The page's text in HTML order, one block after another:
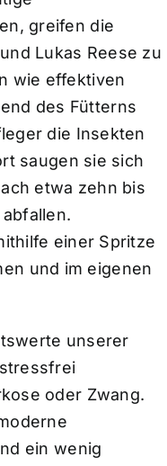
greifen die
Lukas Reese zu
wie effektiven
des Fütterns
die Insekten
saugen sie sich
etwa zehn bis
einer Spritze
und im eigenen
unserer
oder Zwang.
ein wenig